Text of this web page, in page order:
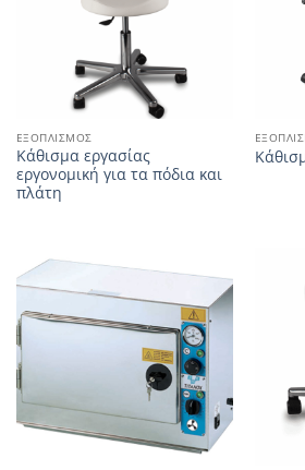
ΕΞΟΠΛΙΣΜΌΣ
Κάθισμα εργασίας
εργονομική για τα πόδια και
πλάτη